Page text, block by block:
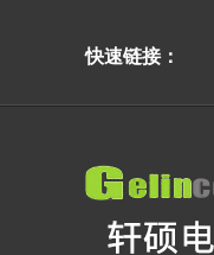
快速链接：